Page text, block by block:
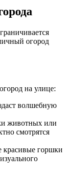
огород
на улице:
волшебную
животных или
смотрятся
красивые горшки